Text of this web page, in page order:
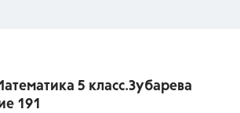
5 класс.Зубарева
191